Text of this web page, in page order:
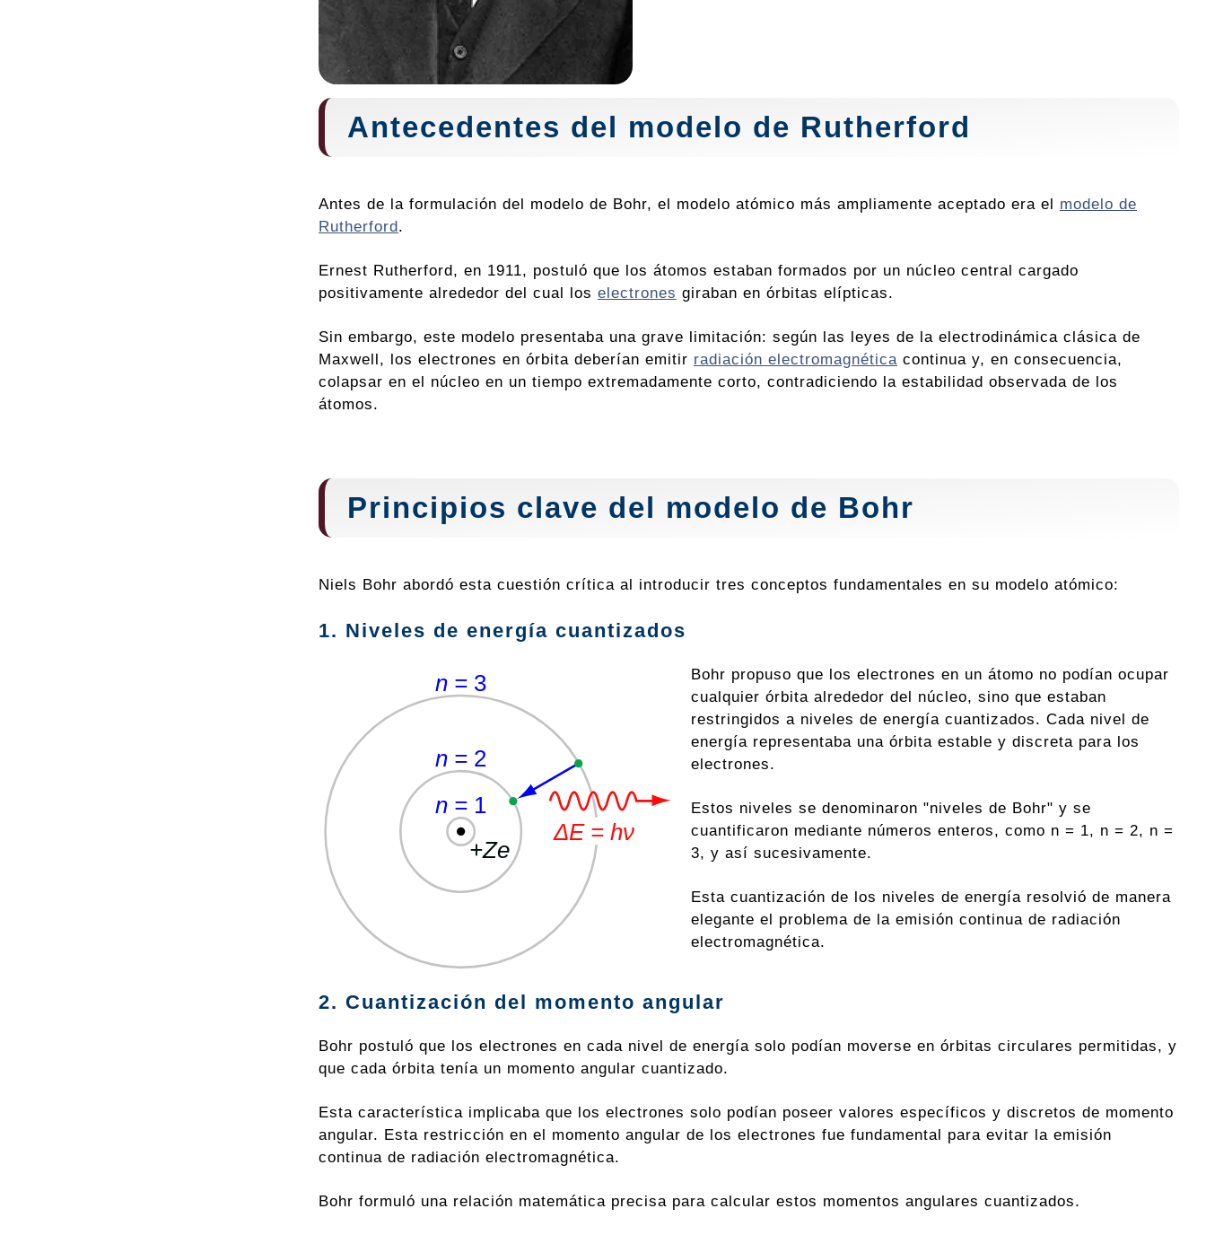
Antecedentes del modelo de Rutherford
Antes de la formulación del modelo de Bohr, el modelo atómico más ampliamente aceptado era el modelo de
Rutherford.
Ernest Rutherford, en 1911, postuló que los átomos estaban formados por un núcleo central cargado
positivamente alrededor del cual los electrones giraban en órbitas elípticas.
Sin embargo, este modelo presentaba una grave limitación: según las leyes de la electrodinámica clásica de
Maxwell, los electrones en órbita deberían emitir radiación electromagnética continua y, en consecuencia,
colapsar en el núcleo en un tiempo extremadamente corto, contradiciendo la estabilidad observada de los
átomos.
Principios clave del modelo de Bohr
Niels Bohr abordó esta cuestión crítica al introducir tres conceptos fundamentales en su modelo atómico:
1. Niveles de energía cuantizados
Bohr propuso que los electrones en un átomo no podían ocupar
cualquier órbita alrededor del núcleo, sino que estaban
restringidos a niveles de energía cuantizados. Cada nivel de
energía representaba una órbita estable y discreta para los
electrones.
Estos niveles se denominaron "niveles de Bohr" y se
cuantificaron mediante números enteros, como n = 1, n = 2, n =
3, y así sucesivamente.
Esta cuantización de los niveles de energía resolvió de manera
elegante el problema de la emisión continua de radiación
electromagnética.
2. Cuantización del momento angular
Bohr postuló que los electrones en cada nivel de energía solo podían moverse en órbitas circulares permitidas, y
que cada órbita tenía un momento angular cuantizado.
Esta característica implicaba que los electrones solo podían poseer valores específicos y discretos de momento
angular. Esta restricción en el momento angular de los electrones fue fundamental para evitar la emisión
continua de radiación electromagnética.
Bohr formuló una relación matemática precisa para calcular estos momentos angulares cuantizados.